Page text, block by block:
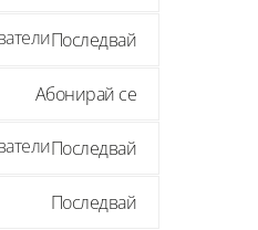
Последвай
Абонирай се
Последвай
Последвай